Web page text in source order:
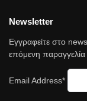
Newsletter
Εγγραφείτε στο
επόμενη
Email Address*